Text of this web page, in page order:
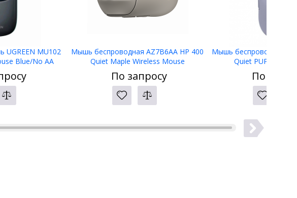
UGREEN MU102
Blue/No AA
90538
Mышь беспроводная AZ7B6AA HP 400
Quiet Maple Wireless Mouse
По запросу
Mышь беспроводная
Quiet PUP
По